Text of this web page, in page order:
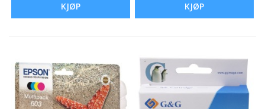
KJØP KJØP